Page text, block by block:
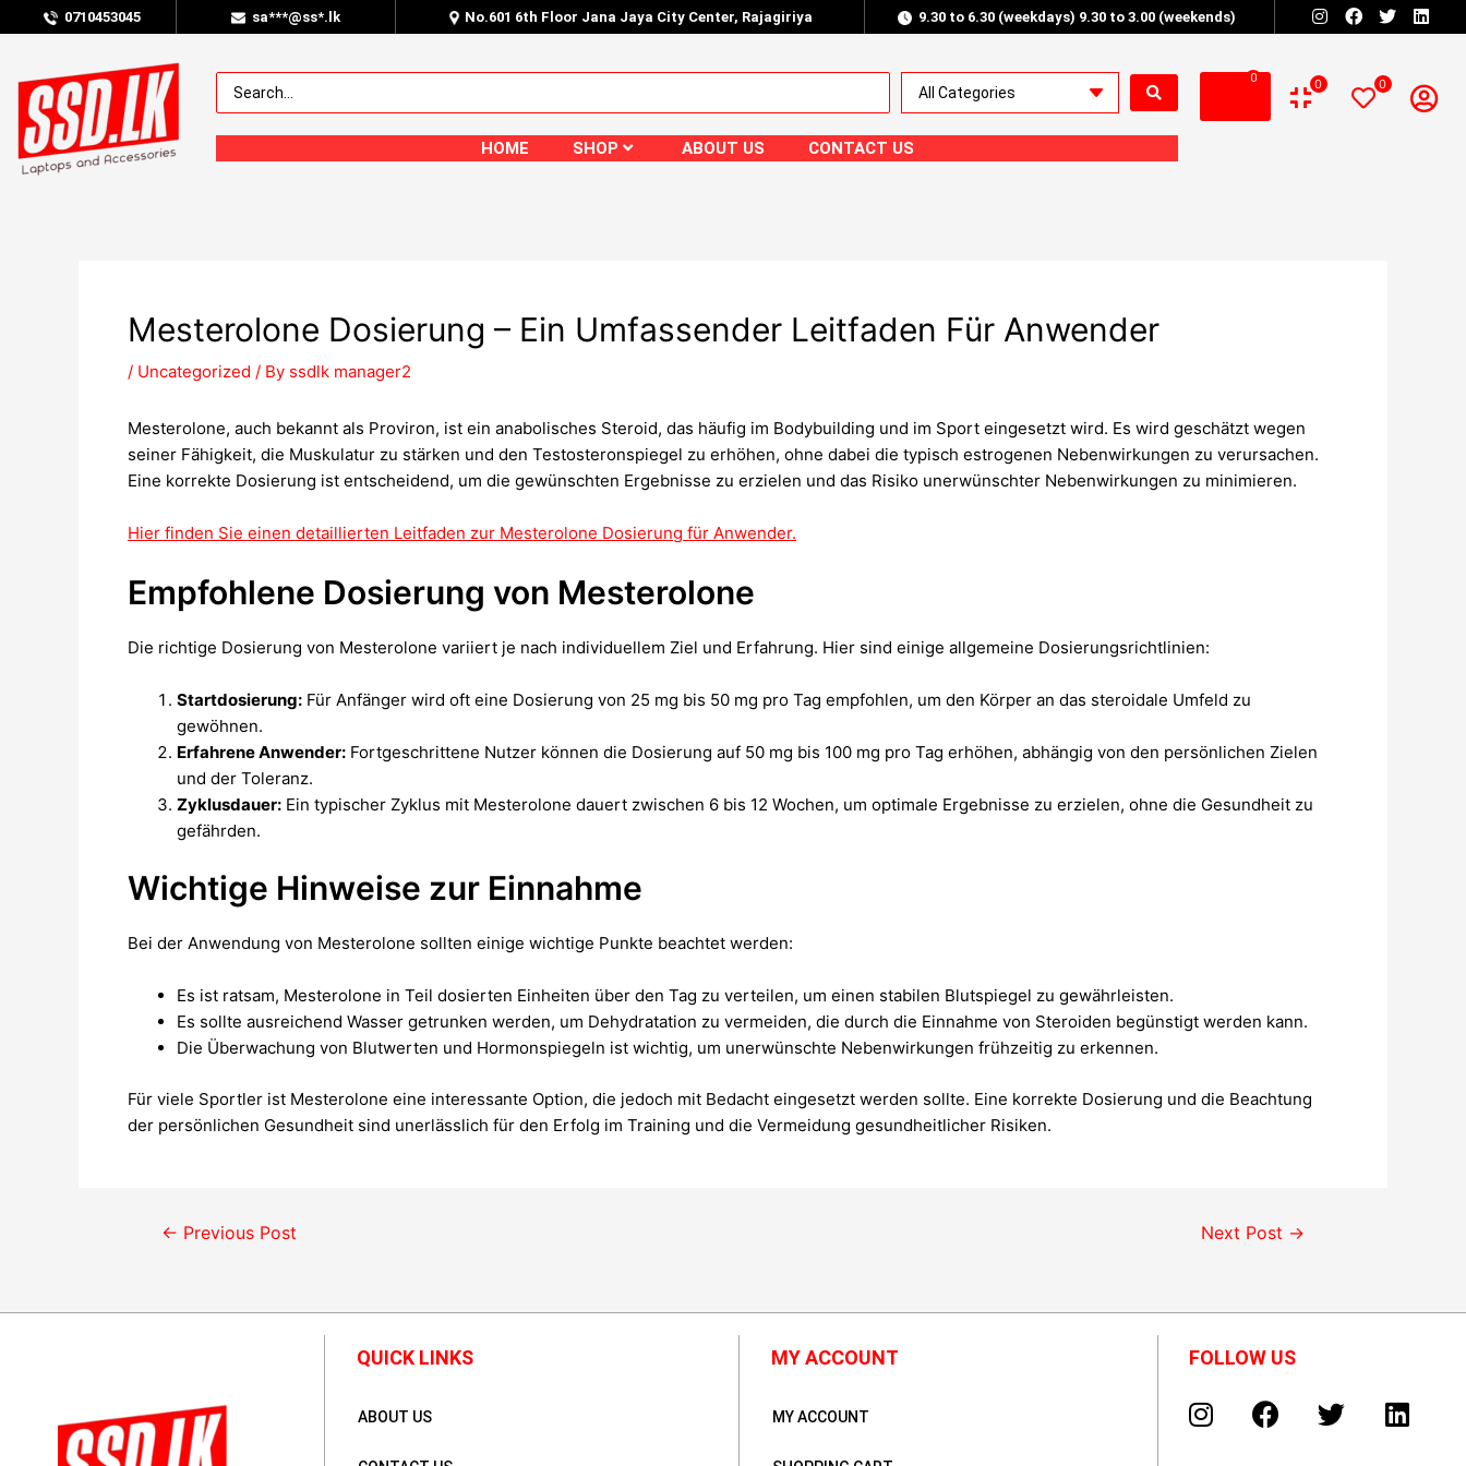
0710453045 sa***@ss*.lk No.601 6th Floor Jana Jaya City Center, Rajagiriya 9.30 to 6.30 (weekdays) 9.30 to 3.00 (weekends)
HOME SHOP ABOUT US CONTACT US
0 0 0
Mesterolone Dosierung – Ein Umfassender Leitfaden Für Anwender
/ Uncategorized / By ssdlk manager2
Mesterolone, auch bekannt als Proviron, ist ein anabolisches Steroid, das häufig im Bodybuilding und im Sport eingesetzt wird. Es wird geschätzt wegen
seiner Fähigkeit, die Muskulatur zu stärken und den Testosteronspiegel zu erhöhen, ohne dabei die typisch estrogenen Nebenwirkungen zu verursachen.
Eine korrekte Dosierung ist entscheidend, um die gewünschten Ergebnisse zu erzielen und das Risiko unerwünschter Nebenwirkungen zu minimieren.
Hier finden Sie einen detaillierten Leitfaden zur Mesterolone Dosierung für Anwender.
Empfohlene Dosierung von Mesterolone
Die richtige Dosierung von Mesterolone variiert je nach individuellem Ziel und Erfahrung. Hier sind einige allgemeine Dosierungsrichtlinien:
Startdosierung: Für Anfänger wird oft eine Dosierung von 25 mg bis 50 mg pro Tag empfohlen, um den Körper an das steroidale Umfeld zu
gewöhnen.
Erfahrene Anwender: Fortgeschrittene Nutzer können die Dosierung auf 50 mg bis 100 mg pro Tag erhöhen, abhängig von den persönlichen Zielen
und der Toleranz.
Zyklusdauer: Ein typischer Zyklus mit Mesterolone dauert zwischen 6 bis 12 Wochen, um optimale Ergebnisse zu erzielen, ohne die Gesundheit zu
gefährden.
Wichtige Hinweise zur Einnahme
Bei der Anwendung von Mesterolone sollten einige wichtige Punkte beachtet werden:
Es ist ratsam, Mesterolone in Teil dosierten Einheiten über den Tag zu verteilen, um einen stabilen Blutspiegel zu gewährleisten.
Es sollte ausreichend Wasser getrunken werden, um Dehydratation zu vermeiden, die durch die Einnahme von Steroiden begünstigt werden kann.
Die Überwachung von Blutwerten und Hormonspiegeln ist wichtig, um unerwünschte Nebenwirkungen frühzeitig zu erkennen.
Für viele Sportler ist Mesterolone eine interessante Option, die jedoch mit Bedacht eingesetzt werden sollte. Eine korrekte Dosierung und die Beachtung
der persönlichen Gesundheit sind unerlässlich für den Erfolg im Training und die Vermeidung gesundheitlicher Risiken.
← Previous Post Next Post →
QUICK LINKS
ABOUT US
MY ACCOUNT
MY ACCOUNT
FOLLOW US